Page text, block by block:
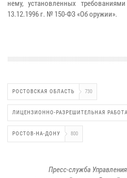
нему, установленных
13.12.1996 г. № 150-ФЗ «Об оружии».
РОСТОВСКАЯ ОБЛАСТЬ 730
ЛИЦЕНЗИОННО-РАЗРЕШИТЕЛЬНАЯ РАБОТА
РОСТОВ-НА-ДОНУ 800
Пресс-служба